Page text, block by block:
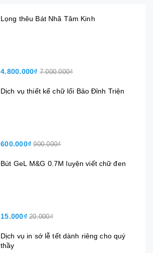
Lọng thêu Bát Nhã Tâm Kinh
4.800.000₫ 7.000.000₫
Dịch vụ thiết kế chữ lối Bảo Đỉnh Triện
600.000₫ 900.000₫
Bút GeL M&G 0.7M luyện viết chữ đen
15.000₫ 20.000₫
Dịch vụ in sớ lễ tết dành riêng cho quý
thầy